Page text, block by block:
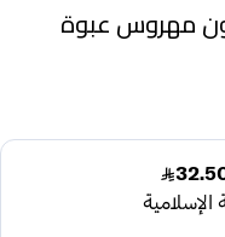
مهروس عبوة